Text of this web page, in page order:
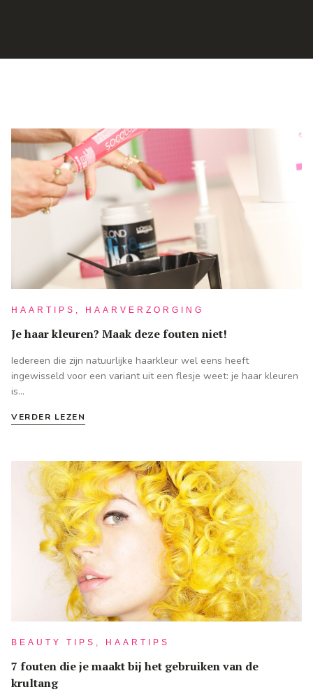
HAARTIPS, HAARVERZORGING
Je haar kleuren? Maak deze fouten niet!
Iedereen die zijn natuurlijke haarkleur wel eens heeft
ingewisseld voor een variant uit een flesje weet: je haar kleuren
is...
VERDER LEZEN
BEAUTY TIPS, HAARTIPS
7 fouten die je maakt bij het gebruiken van de
krultang